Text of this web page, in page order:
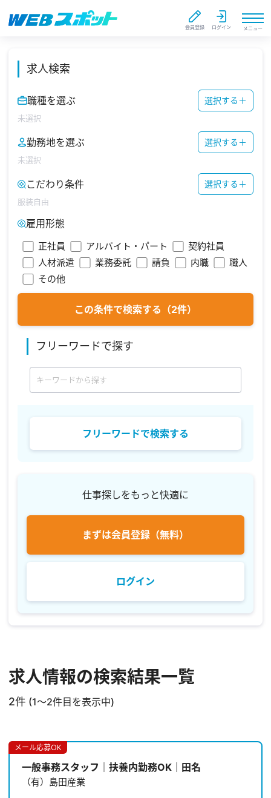
会員登録 ログイン メニュー
求人検索
職種を選ぶ 選択する ＋
未選択
勤務地を選ぶ 選択する ＋
未選択
こだわり条件 選択する ＋
服装自由
雇用形態
正社員 アルバイト・パート
契約社員
人材派遣
業務委託 請負 内職
職人
その他
この条件で検索する （2件）
フリーワードで探す
フリーワードで検索する
仕事探しをもっと快適に
まずは会員登録 （無料）
ログイン
求人情報の検索結果一覧
2件 (1～2件目を表示中)
メール応募OK
一般事務スタッフ｜扶養内勤務OK｜田名
（有）島田産業